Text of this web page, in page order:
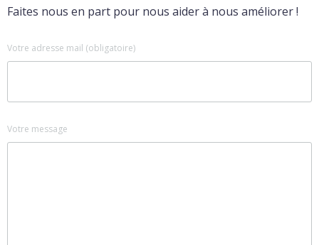
Faites nous en part pour nous aider à nous améliorer !
Votre adresse mail (obligatoire)
Votre message